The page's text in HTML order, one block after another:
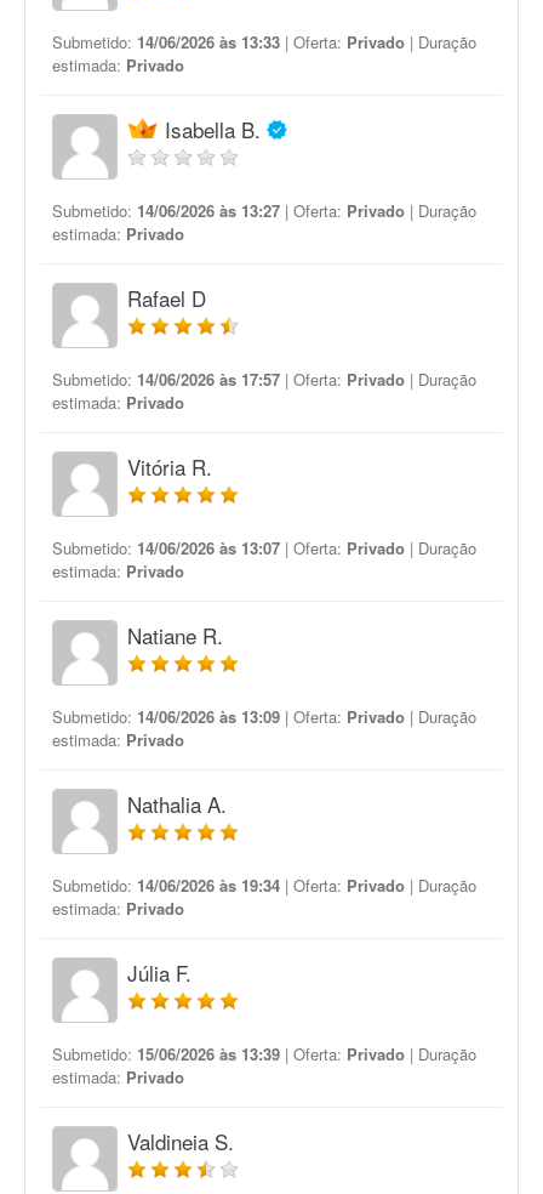
Submetido: 14/06/2026 às 13:33 | Oferta: Privado | Duração
estimada: Privado
Isabella B.
Submetido: 14/06/2026 às 13:27 | Oferta: Privado | Duração
estimada: Privado
Rafael D
Submetido: 14/06/2026 às 17:57 | Oferta: Privado | Duração
estimada: Privado
Vitória R.
Submetido: 14/06/2026 às 13:07 | Oferta: Privado | Duração
estimada: Privado
Natiane R.
Submetido: 14/06/2026 às 13:09 | Oferta: Privado | Duração
estimada: Privado
Nathalia A.
Submetido: 14/06/2026 às 19:34 | Oferta: Privado | Duração
estimada: Privado
Júlia F.
Submetido: 15/06/2026 às 13:39 | Oferta: Privado | Duração
estimada: Privado
Valdineia S.